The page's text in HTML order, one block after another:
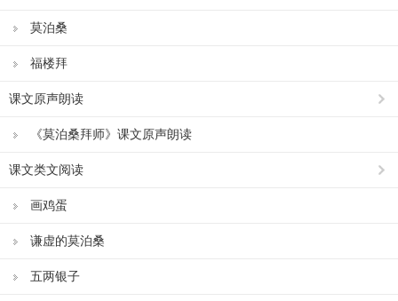
莫泊桑
福楼拜
课文原声朗读
《莫泊桑拜师》课文原声朗读
课文类文阅读
画鸡蛋
谦虚的莫泊桑
五两银子